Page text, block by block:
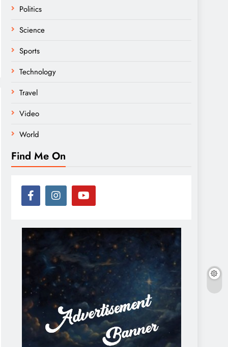
Politics
Science
Sports
Technology
Travel
Video
World
Find Me On